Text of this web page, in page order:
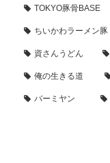
TOKYO豚骨BASE
ちいかわラーメン豚
資さんうどん
俺の生きる道
バーミヤン